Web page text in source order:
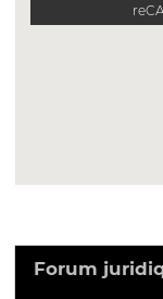
Forum